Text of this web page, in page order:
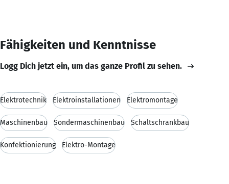
Fähigkeiten und Kenntnisse
Logg Dich jetzt ein, um das ganze Profil zu sehen.
Elektrotechnik Elektroinstallationen Elektromontage
Maschinenbau Sondermaschinenbau Schaltschrankbau
Konfektionierung Elektro-Montage